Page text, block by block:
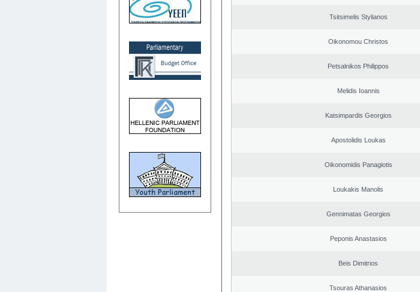
Tsitsimelis Stylianos
Oikonomou Christos
Petsalnikos Philippos
Melidis Ioannis
Katsimpardis Georgios
Apostolidis Loukas
Oikonomidis Panagiotis
Loukakis Manolis
Gennimatas Georgios
Peponis Anastasios
Beis Dimitrios
Tsouras Athanasios